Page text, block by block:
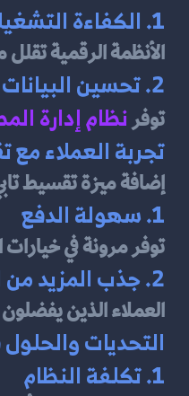
1. الكفاءة التشغيلية
الأنظمة الرقمية
2. تحسين البيانات
توفر نظام إدارة
تجربة العملاء
إضافة ميزة تقسيط
1. سهولة الدفع
توفر مرونة في
2. جذب المزيد من العملاء
العملاء الذين
التحديات
1. تكلفة النظام